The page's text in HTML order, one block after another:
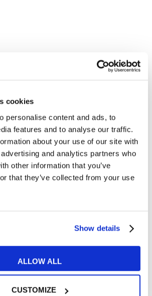
cookies
personalise content and ads, to
features and to analyse our traffic.
about your use of our site with
and analytics partners who
other information that you’ve
that they’ve collected from your use
Show details
ALLOW ALL
CUSTOMIZE
sul past simple per